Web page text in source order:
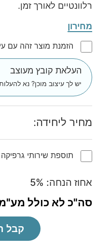
רלוונטיים לאורך זמן.
מחירון
הזמנת מוצר זהה עם
העלאת קובץ מעוצב
יש לך עיצוב מוכן? נא
מחיר ליחידה:
תוספת שירותי גרפיקה
אחוז הנחה: 5%
סה"כ לא כולל
קבל